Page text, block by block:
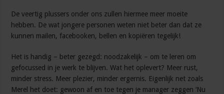
De veertig plussers onder ons zullen hiermee meer moeite
hebben. De wat jongere personen weten niet beter dan dat ze
kunnen mailen, facebooken, bellen en kopiëren tegelijk!
Het is handig – beter gezegd: noodzakelijk – om te leren om
gefocussed in je werk te blijven. Wat het oplevert? Meer rust,
minder stress. Meer plezier, minder ergernis. Eigenlijk net zoals
Merel het doet: gewoon af en toe tegen je manager zeggen ‘Nu